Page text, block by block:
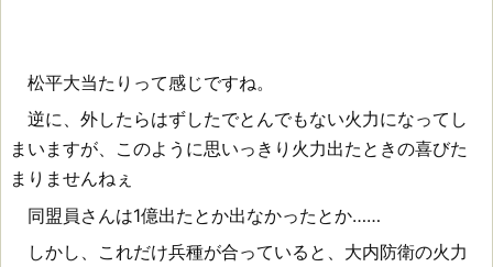
松平大当たりって感じですね。
逆に、外したらはずしたでとんでもない火力になってし
まいますが、このように思いっきり火力出たときの喜びた
まりませんねぇ
同盟員さんは1億出たとか出なかったとか……
しかし、これだけ兵種が合っていると、大内防衛の火力